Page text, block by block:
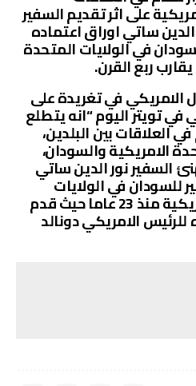
على اثر تقديم السفير
ساتي اوراق اعتماده
في الولايات المتحدة
ربع القرن.
الامريكي في تغريدة على
تويتر اليوم “انه يتطلع
العلاقات بين البلدين،
الامريكية والسودان،
السفير نور الدين ساتي
للسودان في الولايات
المتحدة الامريكية منذ 23 عاما حيث قدم
للرئيس الامريكي دونالد